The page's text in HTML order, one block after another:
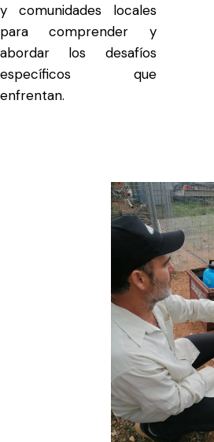
y comunidades locales
para comprender y
abordar los desafíos
específicos que
enfrentan.